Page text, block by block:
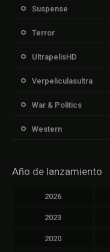
Suspense
Terror
UltrapelisHD
Verpeliculasultra
War & Politics
Western
Año de lanzamiento
2026
2023
2020